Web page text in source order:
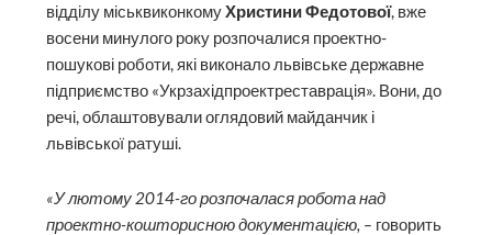
відділу міськвиконкомуХристини Федотової, вже
восени минулого року розпочалися проектно-
пошукові роботи, які виконало львівське державне
підприємство «Укрзахідпроектреставрація». Вони, до
речі, облаштовували оглядовий майданчик і
львівської ратуші.
«У лютому 2014-го розпочалася робота над
проектно-кошторисною документацією, – говорить